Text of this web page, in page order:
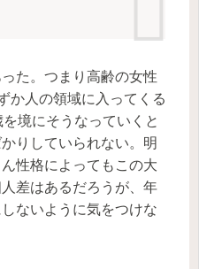
た。つまり高齢の女性
か人の領域に入ってくる
境にそうなっていくと
りしていられない。明
性格によってもこの大
差はあるだろうが、年
ないように気をつけな